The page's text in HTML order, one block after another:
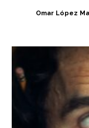
Omar López